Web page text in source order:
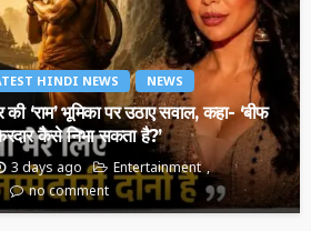
HINDI NEWS NEWS
‘राम’ भूमिका पर उठाए सवाल, कहा- ‘बीफ
कैसे निभा सकता है?’
3 days ago
Entertainment
no comment